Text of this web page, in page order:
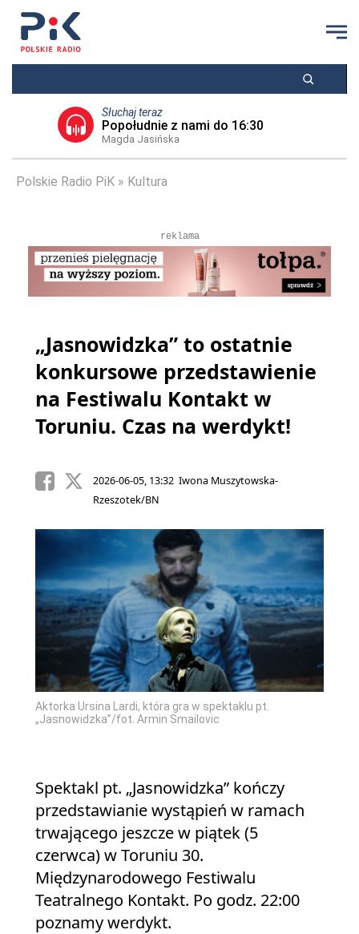
Słuchaj teraz
Popołudnie z nami do 16:30
Magda Jasińska
Polskie Radio PiK Kultura
reklama
„Jasnowidzka” to ostatnie
konkursowe przedstawienie
na Festiwalu Kontakt w
Toruniu. Czas na werdykt!
2026-06-05, 13:32 Iwona Muszytowska-
Rzeszotek/BN
Aktorka Ursina Lardi, która gra w spektaklu pt.
„Jasnowidzka”/fot. Armin Smailovic
Spektakl pt. „Jasnowidzka” kończy
przedstawianie wystąpień w ramach
trwającego jeszcze w piątek (5
czerwca) w Toruniu 30.
Międzynarodowego Festiwalu
Teatralnego Kontakt. Po godz. 22:00
poznamy werdykt.